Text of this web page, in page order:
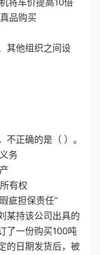
品购买
其他组织之间设
正确的是（ ）。
务
有权
疵担保责任”
某持该公司出具的
了一份购买100吨
的日期发货后，被